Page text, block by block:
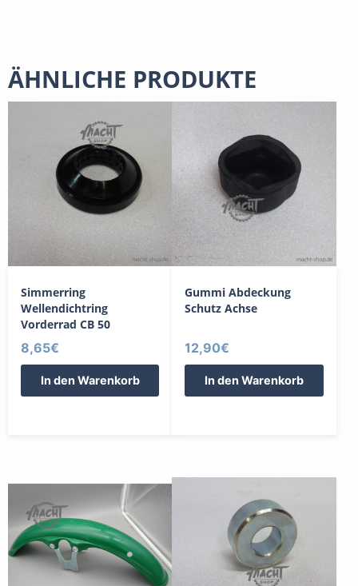
ÄHNLICHE PRODUKTE
Simmerring
Wellendichtring
Vorderrad CB 50
8,65€
In den Warenkorb
Gummi Abdeckung
Schutz Achse
12,90€
In den Warenkorb